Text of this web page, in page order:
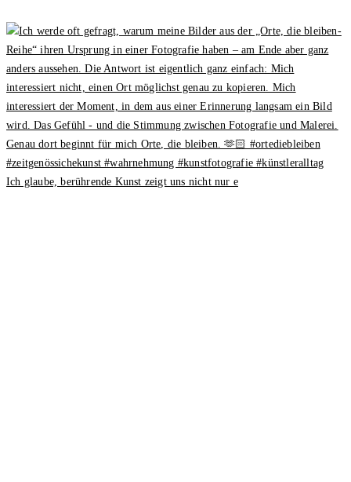
Ich glaube, berührende Kunst zeigt uns nicht nur e